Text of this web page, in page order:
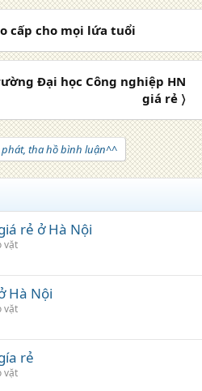
cấp cho mọi lứa tuổi
Đại học Công nghiệp HN
giá rẻ 〉
tha hồ bình luận^^
rẻ ở Hà Nội
vặt
Hà Nội
vặt
rẻ
vặt